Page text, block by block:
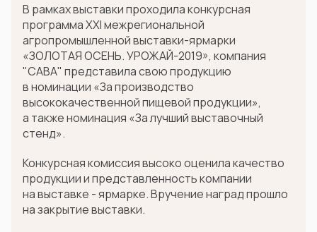
В рамках выставки проходила конкурсная
программа XXI межрегиональной
агропромышленной выставки-ярмарки
«ЗОЛОТАЯ ОСЕНЬ. УРОЖАЙ-2019», компания
"САВА" представила свою продукцию
в номинации «За производство
высококачественной пищевой продукции»,
а также номинация «За лучший выставочный
стенд».
Конкурсная комиссия высоко оценила качество
продукции и представленность компании
на выставке - ярмарке. Вручение наград прошло
на закрытие выставки.